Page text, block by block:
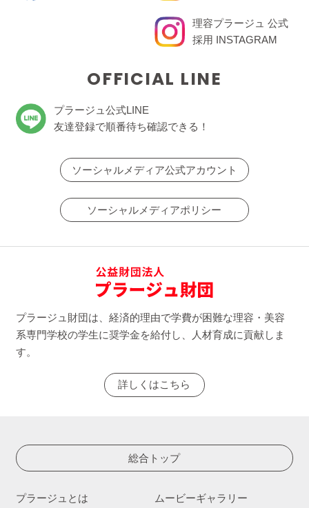
理容プラージュ 公式
採用 INSTAGRAM
OFFICIAL LINE
プラージュ公式LINE
友達登録で順番待ち確認できる！
ソーシャルメディア公式アカウント
ソーシャルメディアポリシー
プラージュ財団は、経済的理由で学費が困難な理容・美容
系専門学校の学生に奨学金を給付し、人材育成に貢献しま
す。
詳しくはこちら
総合トップ
プラージュとは ムービーギャラリー